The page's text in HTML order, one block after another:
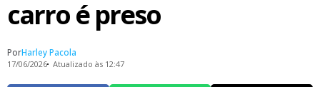
carro é preso
PorHarley Pacola
17/06/2026 Atualizado às 12:47